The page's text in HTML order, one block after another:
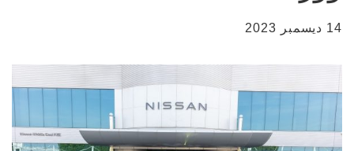
14 ديسمبر 2023